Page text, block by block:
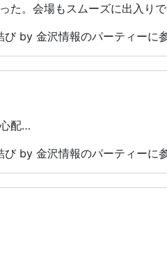
。会場もスムーズに出入りで
by 金沢情報のパーティーに参
配…
by 金沢情報のパーティーに参